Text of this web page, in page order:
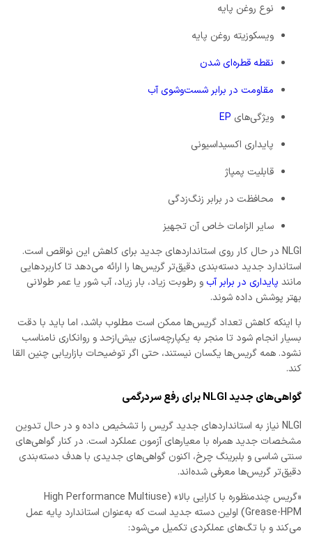
نوع روغن پایه
ویسکوزیته روغن پایه
نقطه قطره‌ای شدن
مقاومت در برابر شست‌وشوی آب
ویژگی‌های EP
پایداری اکسیداسیونی
قابلیت پمپاژ
محافظت در برابر زنگ‌زدگی
سایر الزامات خاص آن تجهیز
NLGI در حال کار روی استانداردهای جدید برای کاهش این نواقص است.
استاندارد جدید دسته‌بندی دقیق‌تر گریس‌ها را ارائه می‌دهد تا کاربردهایی
مانند پایداری در برابر آب و رطوبت زیاد، بار زیاد، آب شور یا عمر طولانی
بهتر پوشش داده شوند.
با اینکه کاهش تعداد گریس‌ها ممکن است مطلوب باشد، اما باید با دقت
بسیار انجام شود تا منجر به یکپارچه‌سازی بیش‌ازحد و روانکاری نامناسب
نشود. همه گریس‌ها یکسان نیستند، حتی اگر توضیحات بازاریابی چنین القا
کند.
گواهی‌های جدید برای رفع سردرگمی
NLGI نیاز به استانداردهای جدید گریس را تشخیص داده و در حال تدوین
مشخصات جدید همراه با معیارهای آزمون عملکرد است. در کنار گواهی‌های
سنتی شاسی و بلبرینگ چرخ، اکنون گواهی‌های جدیدی با هدف دسته‌بندی
دقیق‌تر گریس‌ها معرفی شده‌اند.
«گریس چندمنظوره با کارایی بالا» (High Performance Multiuse
Grease-HPM) اولین دسته جدید است که به‌عنوان استاندارد پایه عمل
می‌کند و با تگ‌های عملکردی تکمیل می‌شود: